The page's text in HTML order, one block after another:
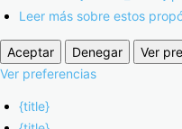
Leer más sobre estos
Aceptar Denegar Ver
Ver preferencias
{title}